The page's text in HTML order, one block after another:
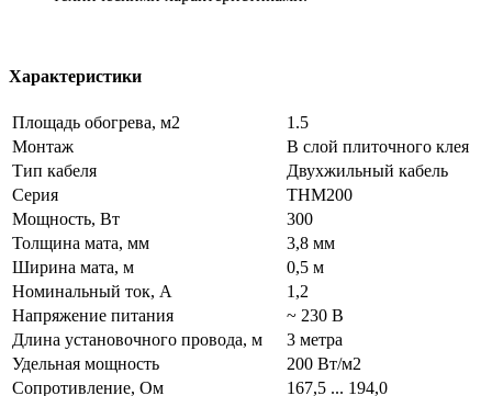
Характеристики
Площадь обогрева, м2
1.5
Монтаж
В слой плиточного клея
Тип кабеля
Двухжильный кабель
Серия
THM200
Мощность, Вт
300
Толщина мата, мм
3,8 мм
Ширина мата, м
0,5 м
Номинальный ток, А
1,2
Напряжение питания
~ 230 В
Длина установочного провода, м
3 метра
Удельная мощность
200 Вт/м2
Сопротивление, Ом
167,5 ... 194,0